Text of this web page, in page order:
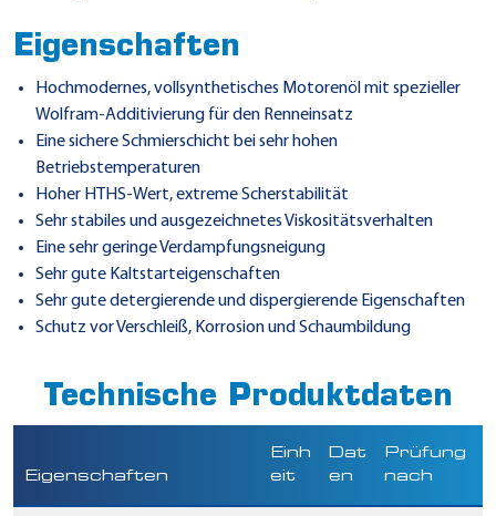
Eigenschaften
Hochmodernes, vollsynthetisches Motorenöl mit spezieller
Wolfram-Additivierung für den Renneinsatz
Eine sichere Schmierschicht bei sehr hohen
Betriebstemperaturen
Hoher HTHS-Wert, extreme Scherstabilität
Sehr stabiles und ausgezeichnetes Viskositätsverhalten
Eine sehr geringe Verdampfungsneigung
Sehr gute Kaltstarteigenschaften
Sehr gute detergierende und dispergierende Eigenschaften
Schutz vor Verschleiß, Korrosion und Schaumbildung
Technische Produktdaten
Eigenschaften
Einh
eit
Dat
en
Prüfung
nach